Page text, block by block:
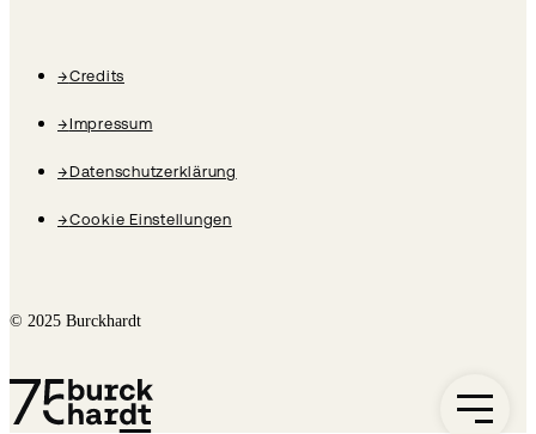
Burckhardt Geschichte Logo
→Credits
→Impressum
→Datenschutzerklärung
→Cookie Einstellungen
© 2025 Burckhardt